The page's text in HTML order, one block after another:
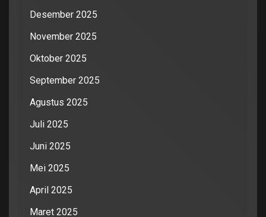
Desember 2025
November 2025
Oktober 2025
September 2025
Agustus 2025
Juli 2025
Juni 2025
Mei 2025
April 2025
Maret 2025